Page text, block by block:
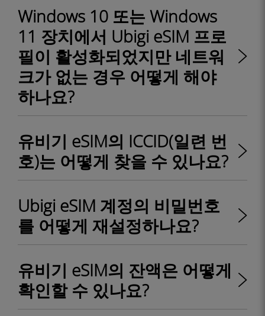
Windows 10 또는 Windows
11 장치에서 Ubigi eSIM 프로
필이 활성화되었지만 네트워
크가 없는 경우 어떻게 해야
하나요?
유비기 eSIM의 ICCID(일련 번
호)는 어떻게 찾을 수 있나요?
Ubigi eSIM 계정의 비밀번호
를 어떻게 재설정하나요?
유비기 eSIM의 잔액은 어떻게
확인할 수 있나요?